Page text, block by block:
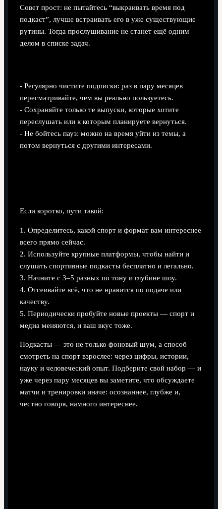
Совет прост: не пытайтесь “выкраивать время под
подкаст”, лучше встраивать его в уже существующие
рутины. Тогда прослушивание не станет ещё одним
делом в списке задач.
- Регулярно чистите подписки: раз в пару месяцев
пересматривайте, чем вы реально пользуетесь.
- Сохраняйте только те выпуски, которые хотите
переслушать или к которым планируете вернуться.
- Не бойтесь пауз: можно на время уйти из темы, а
потом вернуться с другими интересами.
Если коротко, пути такой:
1. Определитесь, какой спорт и формат вам интереснее
всего прямо сейчас.
2. Используйте крупные платформы, чтобы найти и
слушать спортивные подкасты бесплатно и легально.
3. Начните с 3–5 разных по тону и глубине шоу.
4. Отсеивайте всё, что не нравится по подаче или
качеству.
5. Периодически пробуйте новые проекты — спорт и
медиа меняются, и ваш вкус тоже.
Подкасты — это не только фоновый шум, а способ
смотреть на спорт взрослее: через цифры, истории,
науку и человеческий опыт. Подберите свой набор — и
уже через пару месяцев вы заметите, что обсуждаете
матчи и тренировки иначе: осознаннее, глубже и,
честно говоря, намного интереснее.